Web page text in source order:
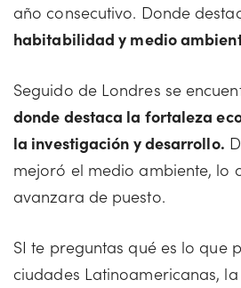
año consecutivo. Donde
habitabilidad y medio
Seguido de Londres se
donde destaca la fortaleza
la investigación y desarrollo.
mejoró el medio ambiente, lo
avanzara de puesto.
SI te preguntas qué es lo que
ciudades Latinoamericanas,